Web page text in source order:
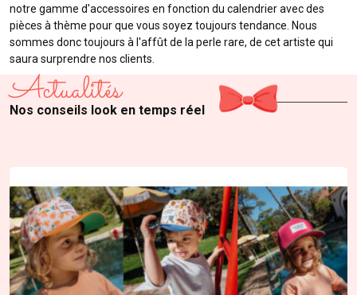
notre gamme d'accessoires en fonction du calendrier avec des
pièces à thème pour que vous soyez toujours tendance. Nous
sommes donc toujours à l'affût de la perle rare, de cet artiste qui
saura surprendre nos clients.
Actualités
Nos conseils look en temps réel